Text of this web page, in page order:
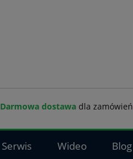
Darmowa dostawadla zamówień
Serwis Wideo Blog